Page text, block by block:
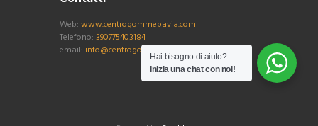
Web: www.centrogommepavia.com
Telefono: 390775403184
email: info@centrogommepavia.com
Hai bisogno di aiuto?
Inizia una chat con noi!